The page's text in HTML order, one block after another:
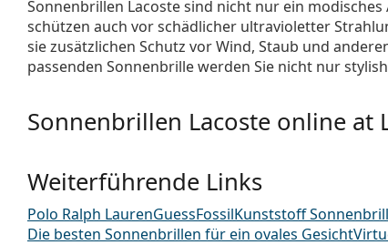
Sonnenbrillen Lacoste sind nicht nur ein modisches
schützen auch vor schädlicher ultravioletter
sie zusätzlichen Schutz vor Wind, Staub und
passenden Sonnenbrille werden Sie nicht nur
Sonnenbrillen Lacoste online at
Weiterführende Links
Polo Ralph LaurenGuessFossilKunststoff
Die besten Sonnenbrillen für ein ovales Gesicht